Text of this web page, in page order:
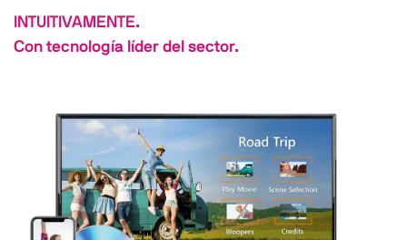
INTUITIVAMENTE.
Con tecnología líder del sector.